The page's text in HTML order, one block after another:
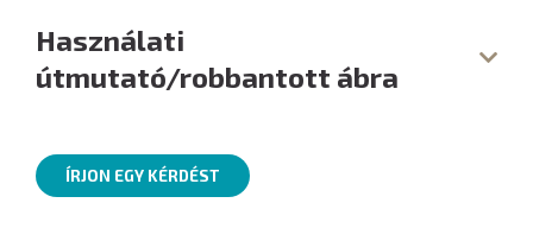
Használati
útmutató/robbantott ábra
ÍRJON EGY KÉRDÉST